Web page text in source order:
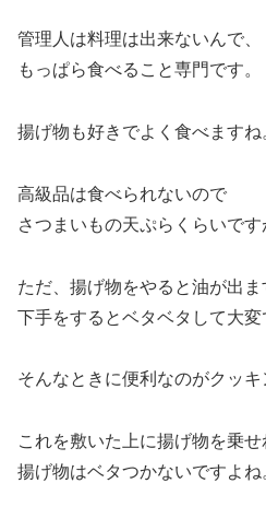
管理人は料理は出来ないんで、
もっぱら食べること専門です。
揚げ物も好きでよく食べますね
高級品は食べられないので
さつまいもの天ぷらくらいです
ただ、揚げ物をやると油が出ま
下手をするとベタベタして大変
そんなときに便利なのがクッキ
これを敷いた上に揚げ物を乗せ
揚げ物はベタつかないですよね